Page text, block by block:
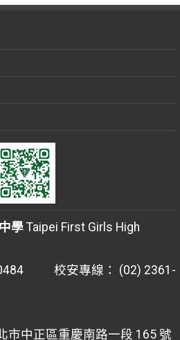
學Taipei First Girls High
校安專線： (02) 2361-
市中正區重慶南路一段 165 號